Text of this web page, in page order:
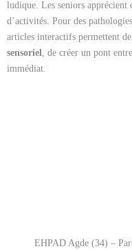
ludique. Les seniors
d’activités. Pour des
articles interactifs permettent
sensoriel, de créer un pont
immédiat.
EHPAD Agde (34) –